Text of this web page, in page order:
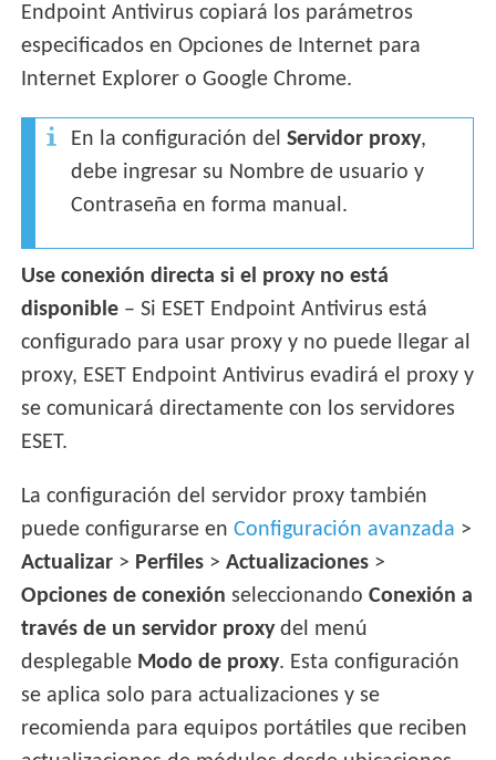
Endpoint Antivirus copiará los parámetros
especificados en Opciones de Internet para
Internet Explorer o Google Chrome.
En la configuración delServidor proxy,
debe ingresar su Nombre de usuario y
Contraseña en forma manual.
Use conexión directa si el proxy no está
disponible – Si ESET Endpoint Antivirus está
configurado para usar proxy y no puede llegar al
proxy, ESET Endpoint Antivirus evadirá el proxy y
se comunicará directamente con los servidores
ESET.
La configuración del servidor proxy también
puede configurarse enConfiguración avanzada >
Actualizar > Perfiles >Actualizaciones >
Opciones de conexión seleccionandoConexión a
través de un servidor proxydel menú
desplegable Modo de proxy. Esta configuración
se aplica solo para actualizaciones y se
recomienda para equipos portátiles que reciben